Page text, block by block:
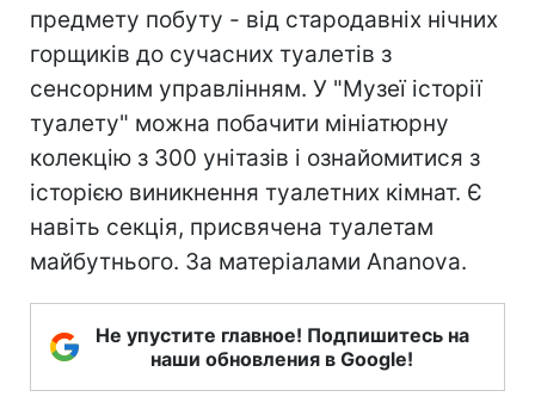
предмету побуту - від стародавніх нічних
горщиків до сучасних туалетів з
сенсорним управлінням. У "Музеї історії
туалету" можна побачити мініатюрну
колекцію з 300 унітазів і ознайомитися з
історією виникнення туалетних кімнат. Є
навіть секція, присвячена туалетам
майбутнього. За матеріалами Ananova.
Не упустите главное! Подпишитесь на
наши обновления в Google!